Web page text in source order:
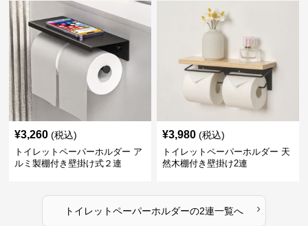
¥3,260 (税込)
トイレットペーパーホルダー ア
ルミ製棚付き壁掛け式２連
¥3,980 (税込)
トイレットペーパーホルダー 天
然木棚付き壁掛け2連
トイレットペーパーホルダーの2連一覧へ ›